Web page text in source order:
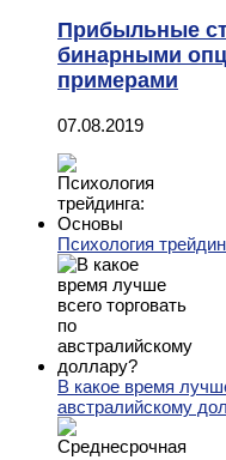
Прибыльные
бинарными
примерами
07.08.2019
Психология
В какое время
австралийскому